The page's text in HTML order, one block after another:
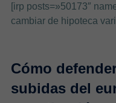
[irp posts=»50173″
cambiar de hipoteca
Cómo
subidas del